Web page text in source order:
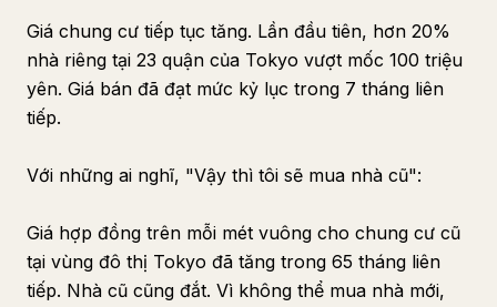
Giá chung cư tiếp tục tăng. Lần đầu tiên, hơn 20%
nhà riêng tại 23 quận của Tokyo vượt mốc 100 triệu
yên. Giá bán đã đạt mức kỷ lục trong 7 tháng liên
tiếp.
Với những ai nghĩ, "Vậy thì tôi sẽ mua nhà cũ":
Giá hợp đồng trên mỗi mét vuông cho chung cư cũ
tại vùng đô thị Tokyo đã tăng trong 65 tháng liên
tiếp. Nhà cũ cũng đắt. Vì không thể mua nhà mới,